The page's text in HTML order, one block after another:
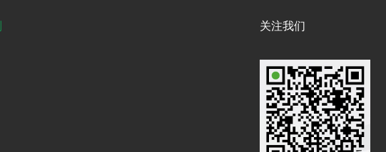
关注我们